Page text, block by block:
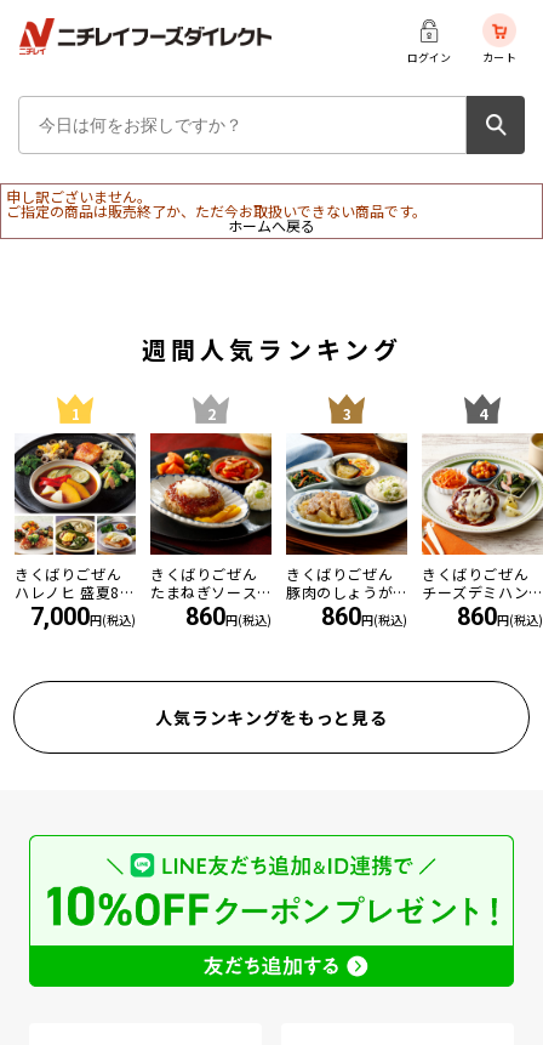
ログイン カート
申し訳ございません。
ご指定の商品は販売終了か、ただ今お取扱いできない商品です。
ホームへ戻る
週間人気ランキング
1
きくばりごぜん
ハレノヒ 盛夏8食
セット ・2026年
7月7,000円(税込)
2
きくばりごぜん
たまねぎソース
の和風ハンバー
860円(税込)
3
きくばりごぜん
豚肉のしょうが
860円(税込)
4
きくばりごぜん
チーズデミハン
バーグ860円(税込)
人気ランキングをもっと見る